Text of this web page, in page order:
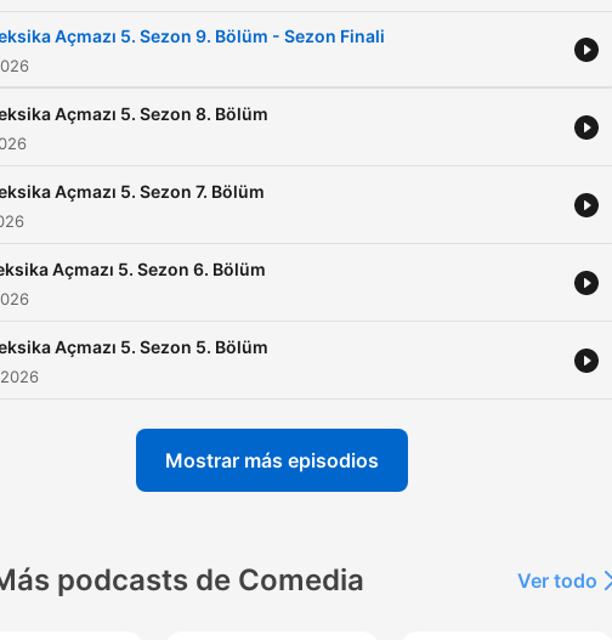
Açmazı 5. Sezon 9. Bölüm - Sezon Finali
Açmazı 5. Sezon 8. Bölüm
Açmazı 5. Sezon 7. Bölüm
Açmazı 5. Sezon 6. Bölüm
Açmazı 5. Sezon 5. Bölüm
Mostrar más episodios
podcasts de Comedia Ver todo